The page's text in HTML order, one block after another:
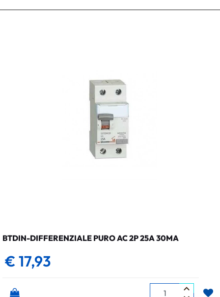
BTDIN-DIFFERENZIALE PURO AC 2P 25A 30MA
€ 17,93
Quantità